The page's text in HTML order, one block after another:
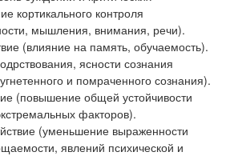
кортикального контроля
мышления, внимания, речи).
(влияние на память, обучаемость).
ясности сознания
и помраченного сознания).
(повышение общей устойчивости
факторов).
(уменьшение выраженности
явлений психической и